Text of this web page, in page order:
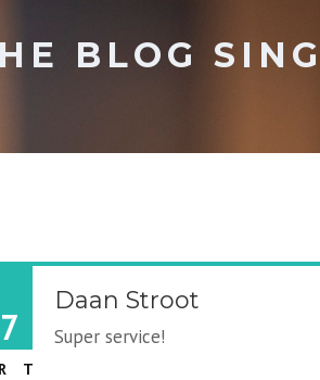
BLOG
Daan Stroot
Super service!